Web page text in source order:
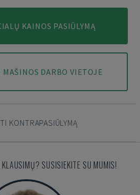
KAINOS PASIŪLYMĄ
DARBO VIETOJE
KONTRAPASIŪLYMĄ
SUSISIEKITE SU MUMIS!